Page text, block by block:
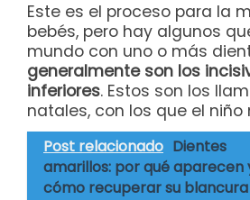
Este es el proceso para la
bebés, pero hay algunos
mundo con uno o más
generalmente son los
inferiores. Estos son los
natales, con los que el niño
Post relacionado Dientes
amarillos: por qué aparecen
cómo recuperar su blancura